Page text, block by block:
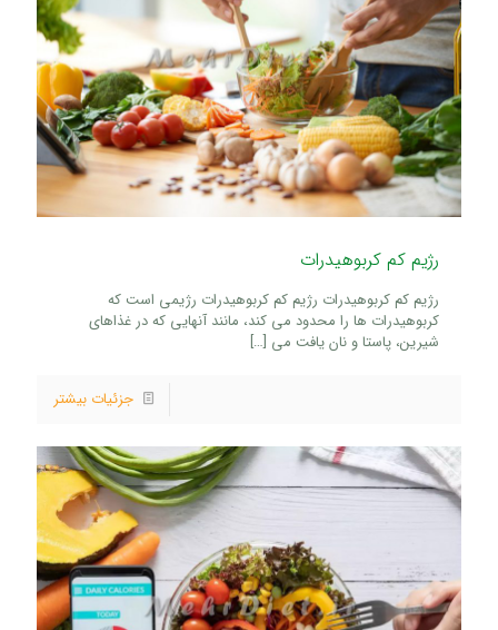
رژیم کم کربوهیدرات
رژیم کم کربوهیدرات رژیم کم کربوهیدرات رژیمی است که
کربوهیدرات ها را محدود می کند، مانند آنهایی که در غذاهای
شیرین، پاستا و نان یافت می […]
جزئیات بیشتر